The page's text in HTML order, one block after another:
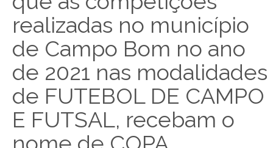
realizadas no município
de Campo Bom no ano
de 2021 nas modalidades
de FUTEBOL DE CAMPO
E FUTSAL, recebam o